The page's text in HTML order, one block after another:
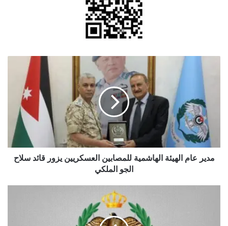
للمصابين
العسكريين
قائد
سلاح
الجو
مدير عام الهيئة الهاشمية للمصابين العسكريين يزور قائد سلاح
الجو الملكي